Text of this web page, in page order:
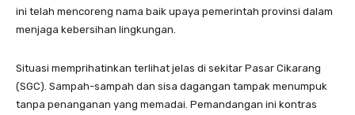
ini telah mencoreng nama baik upaya pemerintah provinsi dalam
menjaga kebersihan lingkungan.
Situasi memprihatinkan terlihat jelas di sekitar Pasar Cikarang
(SGC). Sampah-sampah dan sisa dagangan tampak menumpuk
tanpa penanganan yang memadai. Pemandangan ini kontras